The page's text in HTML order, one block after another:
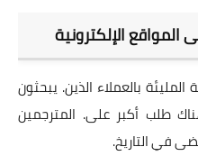
المواقع الإلكترونية
بالعملاء الذين. يبحثون
طلب أكبر على. المترجمين
في التاريخ.